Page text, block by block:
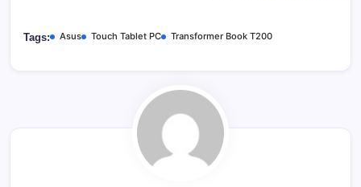
Tags: Asus Touch Tablet PC Transformer Book T200